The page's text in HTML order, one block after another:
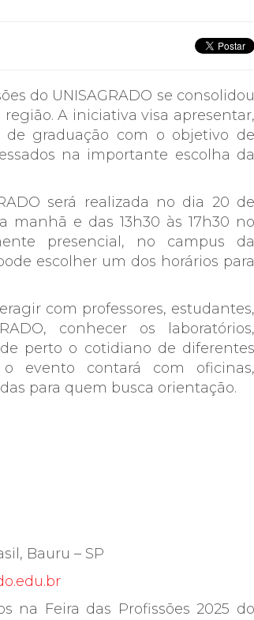
UATI
do UNISAGRADO se consolidou
A iniciativa visa apresentar,
graduação com o objetivo de
na importante escolha da
será realizada no dia 20 de
manhã e das 13h30 às 17h30 no
presencial, no campus da
escolher um dos horários para
com professores, estudantes,
conhecer os laboratórios,
perto o cotidiano de diferentes
evento contará com oficinas,
para quem busca orientação.
Bauru – SP
na Feira das Profissões 2025 do